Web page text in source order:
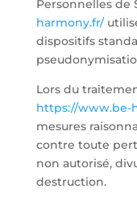
Personnelles de
harmony.fr/
dispositifs
Lors du
https://www.be-
mesures
contre toute
non autorisé,
destruction.